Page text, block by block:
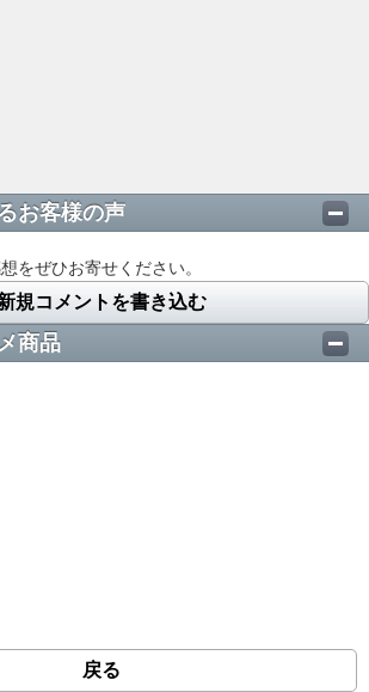
お客様の声
をぜひお寄せください。
規コメントを書き込む
商品
戻る